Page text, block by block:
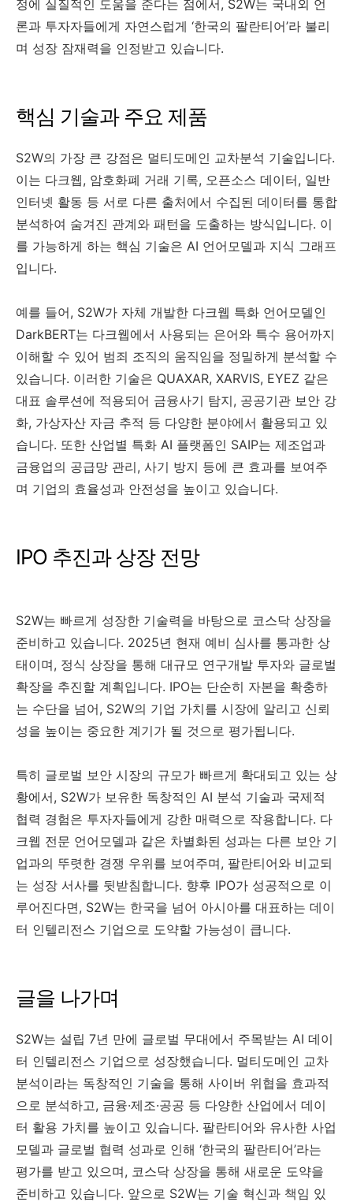
정에 실질적인 도움을 준다는 점에서, S2W는 국내외 언
론과 투자자들에게 자연스럽게 ‘한국의 팔란티어’라 불리
며 성장 잠재력을 인정받고 있습니다.
핵심 기술과 주요 제품
S2W의 가장 큰 강점은 멀티도메인 교차분석 기술입니다.
이는 다크웹, 암호화폐 거래 기록, 오픈소스 데이터, 일반
인터넷 활동 등 서로 다른 출처에서 수집된 데이터를 통합
분석하여 숨겨진 관계와 패턴을 도출하는 방식입니다. 이
를 가능하게 하는 핵심 기술은 AI 언어모델과 지식 그래프
입니다.
예를 들어, S2W가 자체 개발한 다크웹 특화 언어모델인
DarkBERT는 다크웹에서 사용되는 은어와 특수 용어까지
이해할 수 있어 범죄 조직의 움직임을 정밀하게 분석할 수
있습니다. 이러한 기술은 QUAXAR, XARVIS, EYEZ 같은
대표 솔루션에 적용되어 금융사기 탐지, 공공기관 보안 강
화, 가상자산 자금 추적 등 다양한 분야에서 활용되고 있
습니다. 또한 산업별 특화 AI 플랫폼인 SAIP는 제조업과
금융업의 공급망 관리, 사기 방지 등에 큰 효과를 보여주
며 기업의 효율성과 안전성을 높이고 있습니다.
IPO 추진과 상장 전망
S2W는 빠르게 성장한 기술력을 바탕으로 코스닥 상장을
준비하고 있습니다. 2025년 현재 예비 심사를 통과한 상
태이며, 정식 상장을 통해 대규모 연구개발 투자와 글로벌
확장을 추진할 계획입니다. IPO는 단순히 자본을 확충하
는 수단을 넘어, S2W의 기업 가치를 시장에 알리고 신뢰
성을 높이는 중요한 계기가 될 것으로 평가됩니다.
특히 글로벌 보안 시장의 규모가 빠르게 확대되고 있는 상
황에서, S2W가 보유한 독창적인 AI 분석 기술과 국제적
협력 경험은 투자자들에게 강한 매력으로 작용합니다. 다
크웹 전문 언어모델과 같은 차별화된 성과는 다른 보안 기
업과의 뚜렷한 경쟁 우위를 보여주며, 팔란티어와 비교되
는 성장 서사를 뒷받침합니다. 향후 IPO가 성공적으로 이
루어진다면, S2W는 한국을 넘어 아시아를 대표하는 데이
터 인텔리전스 기업으로 도약할 가능성이 큽니다.
글을 나가며
S2W는 설립 7년 만에 글로벌 무대에서 주목받는 AI 데이
터 인텔리전스 기업으로 성장했습니다. 멀티도메인 교차
분석이라는 독창적인 기술을 통해 사이버 위협을 효과적
으로 분석하고, 금융·제조·공공 등 다양한 산업에서 데이
터 활용 가치를 높이고 있습니다. 팔란티어와 유사한 사업
모델과 글로벌 협력 성과로 인해 ‘한국의 팔란티어’라는
평가를 받고 있으며, 코스닥 상장을 통해 새로운 도약을
준비하고 있습니다. 앞으로 S2W는 기술 혁신과 책임 있